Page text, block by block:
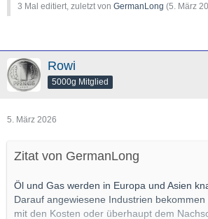
3 Mal editiert, zuletzt von GermanLong (5. März
Rowi
5000g Mitglied
5. März 2026
Zitat von GermanLong
Öl und Gas werden in Europa und Asien
Darauf angewiesene Industrien
mit den Kosten oder überhaupt dem